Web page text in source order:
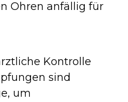
Ohren anfällig für
Kontrolle
sind
um